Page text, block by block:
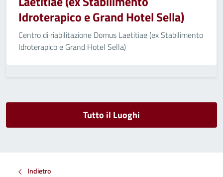
Idroterapico e Grand Hotel Sella)
Centro di riabilitazione Domus Laetitiae (ex Stabilimento
Idroterapico e Grand Hotel Sella)
Tutto il Luoghi
Indietro